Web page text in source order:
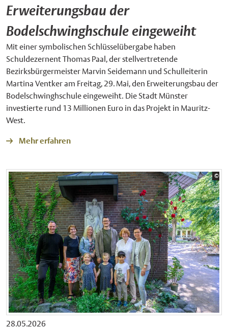
Erweiterungsbau der
Bodelschwinghschule eingeweiht
Mit einer symbolischen Schlüsselübergabe haben
Schuldezernent Thomas Paal, der stellvertretende
Bezirksbürgermeister Marvin Seidemann und Schulleiterin
Martina Ventker am Freitag, 29. Mai, den Erweiterungsbau der
Bodelschwinghschule eingeweiht. Die Stadt Münster
investierte rund 13 Millionen Euro in das Projekt in Mauritz-
West.
Mehr erfahren
©
28.05.2026